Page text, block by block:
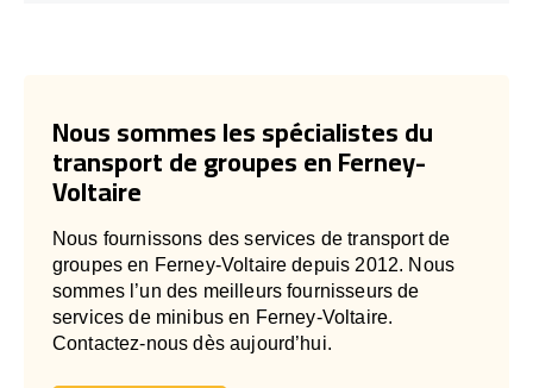
Nous sommes les spécialistes du
transport de groupes en Ferney-
Voltaire
Nous fournissons des services de transport de
groupes en Ferney-Voltaire depuis 2012. Nous
sommes l’un des meilleurs fournisseurs de
services de minibus en Ferney-Voltaire.
Contactez-nous dès aujourd’hui.